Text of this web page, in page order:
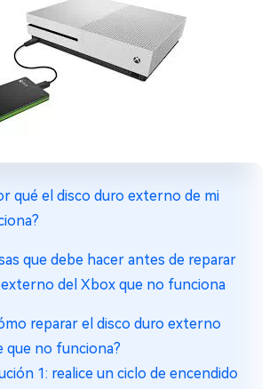
qué el disco duro externo de mi
que debe hacer antes de reparar
del Xbox que no funciona
reparar el disco duro externo
que no funciona?
1: realice un ciclo de encendido